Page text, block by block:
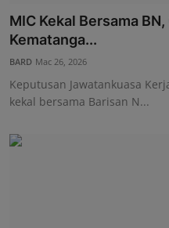
MIC Kekal Bersama
Kematanga...
BARD Mac 26, 2026
Keputusan Jawatankuasa
kekal bersama Barisan N...